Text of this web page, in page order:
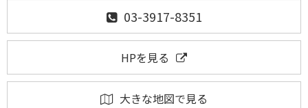
03-3917-8351
HPを見る
大きな地図で見る